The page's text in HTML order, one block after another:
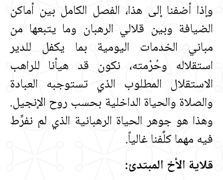
وإذا أضفنا إلى هذا، الفصل الكامل بين أماكن
الضيافة وبين قلالي الرهبان وما يتبعها من
مباني الخدمات اليومية بما يكفل للدير
استقلاله وحُرْمته، نكون قد هيأنا للراهب
الاستقلال المطلوب الذي تستوجبه العبادة
والصلاة والحياة الداخلية بحسب روح الإنجيل‏.‏
وهذا هو جوهر الحياة الرهبانية الذي لم نفرِّط
فيه مهما كلَّفنا غالياً‏.‏
قلاية الأخ المبتدئ‏:‏